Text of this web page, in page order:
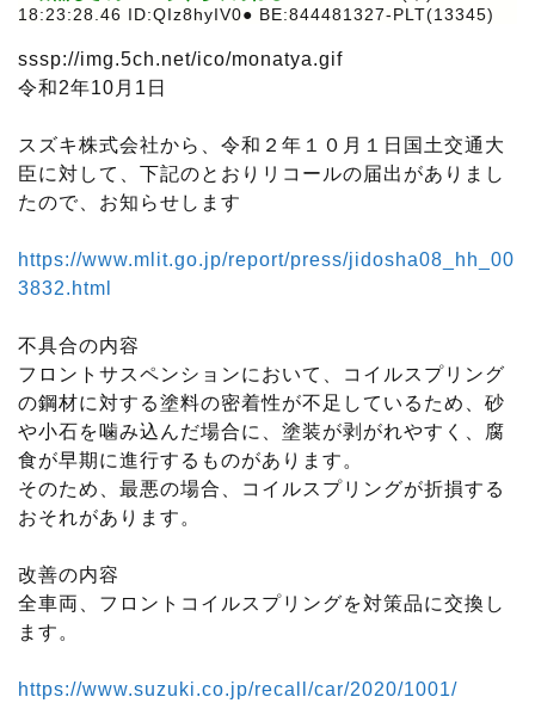
18:23:28.46 ID:QIz8hyIV0● BE:844481327-PLT(13345)
sssp://img.5ch.net/ico/monatya.gif
令和2年10月1日
スズキ株式会社から、令和２年１０月１日国土交通大
臣に対して、下記のとおりリコールの届出がありまし
たので、お知らせします
https://www.mlit.go.jp/report/press/jidosha08_hh_00
3832.html
不具合の内容
フロントサスペンションにおいて、コイルスプリング
の鋼材に対する塗料の密着性が不足しているため、砂
や小石を噛み込んだ場合に、塗装が剥がれやすく、腐
食が早期に進行するものがあります。
そのため、最悪の場合、コイルスプリングが折損する
おそれがあります。
改善の内容
全車両、フロントコイルスプリングを対策品に交換し
ます。
https://www.suzuki.co.jp/recall/car/2020/1001/